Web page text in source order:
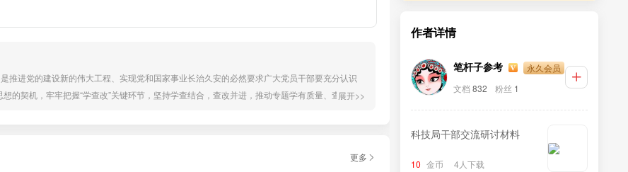
推进党的建设新的伟大工程、实现党和国家事业长治久安的必然要求广大党员干部要充分认识
的契机，牢牢把握“学查改”关键环节，坚持学查结合，查改并进，推动专题学有质量、查有力
展开>>
更多
作者详情
笔杆子参考
永久会员
文档 832 粉丝 1
科技局干部交流研讨材料
10 金币 4人下载